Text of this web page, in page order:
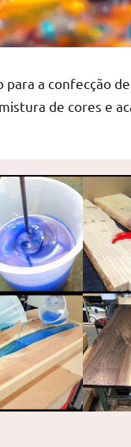
de
mesas
de
resina
inovadoras
mesas
cascata
resinadas.
Quer
esteja
à
procura
de
uma
mesa
redonda
a confecção
de cores e